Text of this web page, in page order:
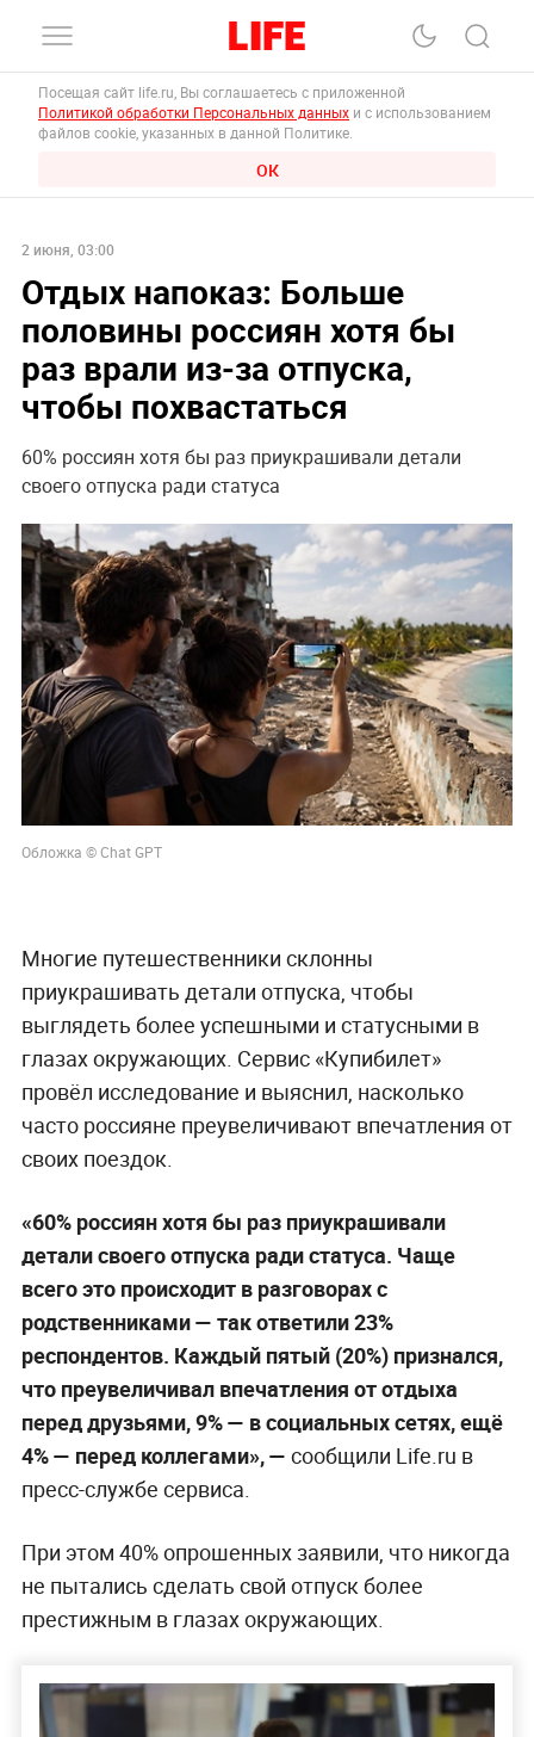
Посещая сайт life.ru, Вы соглашаетесь с приложенной
Политикой обработки Персональных данных и с использованием
файлов cookie, указанных в данной Политике.
ОК
2 июня, 03:00
Отдых напоказ: Больше
половины россиян хотя бы
раз врали из-за отпуска,
чтобы похвастаться
60% россиян хотя бы раз приукрашивали детали
своего отпуска ради статуса
Обложка © Chat GPT
Многие путешественники склонны
приукрашивать детали отпуска, чтобы
выглядеть более успешными и статусными в
глазах окружающих. Сервис «Купибилет»
провёл исследование и выяснил, насколько
часто россияне преувеличивают впечатления от
своих поездок.
«60% россиян хотя бы раз приукрашивали
детали своего отпуска ради статуса. Чаще
всего это происходит в разговорах с
родственниками — так ответили 23%
респондентов. Каждый пятый (20%) признался,
что преувеличивал впечатления от отдыха
перед друзьями, 9% — в социальных сетях, ещё
4% — перед коллегами», — сообщили Life.ru в
пресс-службе сервиса.
При этом 40% опрошенных заявили, что никогда
не пытались сделать свой отпуск более
престижным в глазах окружающих.